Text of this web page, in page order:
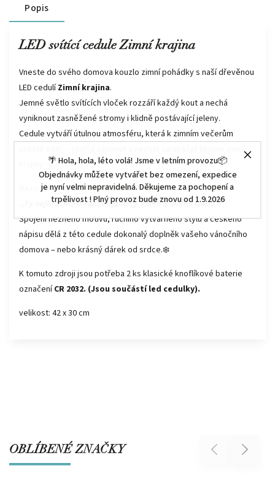
🌴 Hola, hola, léto volá! Jsme v letním provozu📦
Objednávky můžete vytvářet bez omezení, expedice
je nyní velmi nepravidelná. Děkujeme za pochopení a
trpělivost ! Plný provoz bude znovu od 1.9.2026
Popis
LED svítící cedule Zimní krajina
Vneste do svého domova kouzlo zimní pohádky s naší dřevěnou
LED cedulíZimní krajina.
Jemné světlo svítících vloček rozzáří každý kout a nechá
vyniknout zasněžené stromy i klidně postávající jeleny.
Cedule vytváří útulnou atmosféru, která k zimním večerům
prostě patří – stačí ji zapnout a nechat se unášet klidem zimní
krajiny. ❄️
Na ceduli je vytištěn český text:
„Ty nejkrásnější Vánoce jsou ty, které trávíme spolu.“
Spojení něžného motivu, ručního výtvarného stylu a českého
nápisu dělá z této cedule dokonalý doplněk vašeho vánočního
domova – nebo krásný dárek od srdce.❄️
K tomuto zdroji jsou potřeba 2 ks klasické knoflíkové baterie
označeníCR 2032. (Jsou součástí led cedulky).
velikost: 42 x 30 cm
OBLÍBENÉ ZNAČKY Previous Next